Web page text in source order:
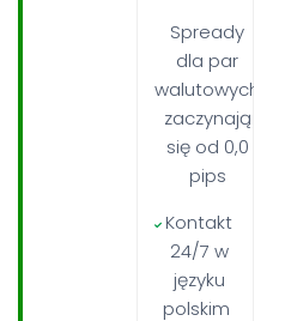
Spready
dla par
walutowych
zaczynają
się od 0,0
pips
Kontakt
24/7 w
języku
polskim